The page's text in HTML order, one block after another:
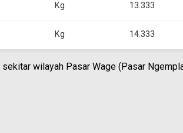
Kg 13.333
Kg 14.333
wilayah Pasar Wage (Pasar